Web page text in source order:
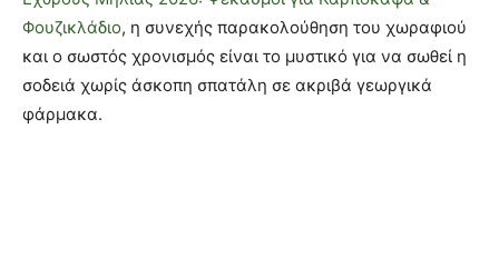
Φουζικλάδιο, η συνεχής παρακολούθηση του χωραφιού
και ο σωστός χρονισμός είναι το μυστικό για να σωθεί η
σοδειά χωρίς άσκοπη σπατάλη σε ακριβά γεωργικά
φάρμακα.